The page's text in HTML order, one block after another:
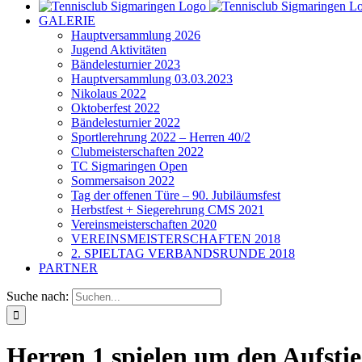
GALERIE
Hauptversammlung 2026
Jugend Aktivitäten
Bändelesturnier 2023
Hauptversammlung 03.03.2023
Nikolaus 2022
Oktoberfest 2022
Bändelesturnier 2022
Sportlerehrung 2022 – Herren 40/2
Clubmeisterschaften 2022
TC Sigmaringen Open
Sommersaison 2022
Tag der offenen Türe – 90. Jubiläumsfest
Herbstfest + Siegerehrung CMS 2021
Vereinsmeisterschaften 2020
VEREINSMEISTERSCHAFTEN 2018
2. SPIELTAG VERBANDSRUNDE 2018
PARTNER
Suche nach: